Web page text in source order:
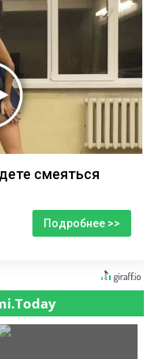
смеяться
Подробнее >>